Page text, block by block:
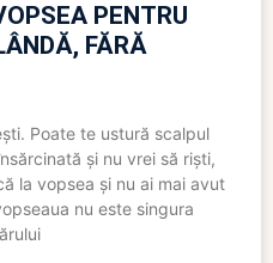
PENTRU
FĂRĂ
Poate te ustură scalpul
și nu vrei să riști,
la vopsea și nu ai mai avut
nu este singura